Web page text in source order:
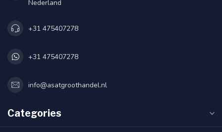
Nederland
+31 475407278
+31 475407278
info@asatgroothandel.nl
Categories